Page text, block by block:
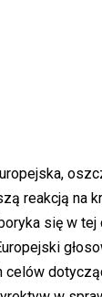
reakcją na
się w tej
celów